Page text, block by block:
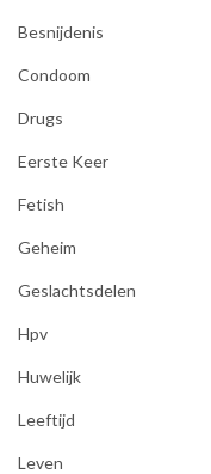
Besnijdenis
Condoom
Drugs
Eerste Keer
Fetish
Geheim
Geslachtsdelen
Hpv
Huwelijk
Leeftijd
Leven